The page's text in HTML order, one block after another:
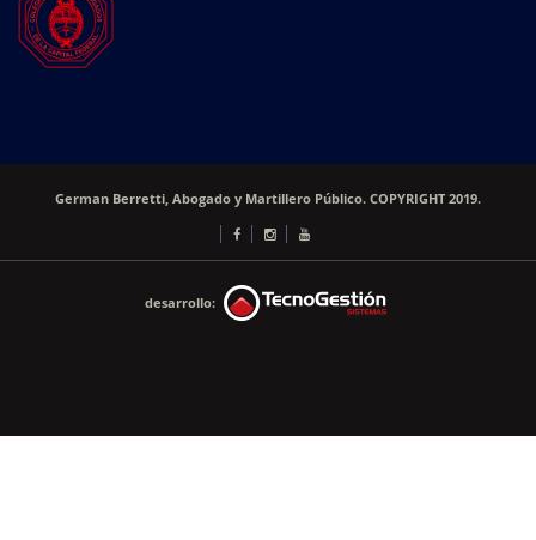
German Berretti, Abogado y Martillero Público. COPYRIGHT 2019.
desarrollo: